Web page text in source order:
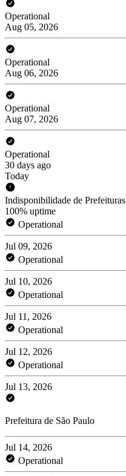
Operational
Aug 05, 2026
Operational
Aug 06, 2026
Operational
Aug 07, 2026
Operational
30 days ago
Today
Indisponibilidade de Prefeituras
100% uptime
Operational
Jul 09, 2026
Operational
Jul 10, 2026
Operational
Jul 11, 2026
Operational
Jul 12, 2026
Operational
Jul 13, 2026
Prefeitura de São Paulo
Jul 14, 2026
Operational